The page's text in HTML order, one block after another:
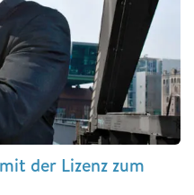
der Lizenz zum